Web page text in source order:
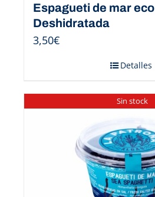
Espagueti de mar eco
Deshidratada
3,50€
Detalles
Sin stock